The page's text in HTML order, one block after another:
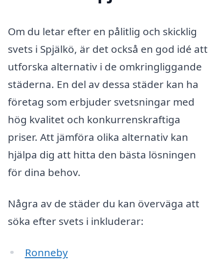
Om du letar efter en pålitlig och skicklig
svets i Spjälkö, är det också en god idé att
utforska alternativ i de omkringliggande
städerna. En del av dessa städer kan ha
företag som erbjuder svetsningar med
hög kvalitet och konkurrenskraftiga
priser. Att jämföra olika alternativ kan
hjälpa dig att hitta den bästa lösningen
för dina behov.
Några av de städer du kan överväga att
söka efter svets i inkluderar:
Ronneby